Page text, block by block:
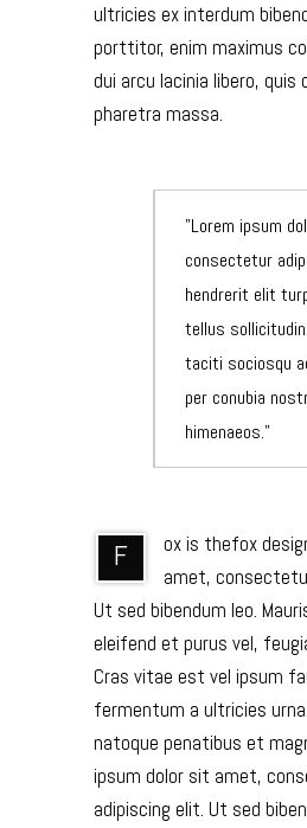
ultricies ex interdum
porttitor, enim maximus
dui arcu lacinia libero, quis
pharetra massa.
Lorem ipsum
consectetur
hendrerit elit
tellus
taciti sociosqu
per conubia
himenaeos.
F
ox is thefox
amet,
Ut sed bibendum leo.
eleifend et purus vel,
Cras vitae est vel ipsum
fermentum a ultricies
natoque penatibus et
ipsum dolor sit amet,
adipiscing elit. Ut sed